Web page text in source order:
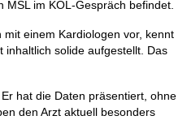
im KOL-Gespräch befindet.
einem Kardiologen vor, kennt
inhaltlich solide aufgestellt. Das
hat die Daten präsentiert, ohne
den Arzt aktuell besonders